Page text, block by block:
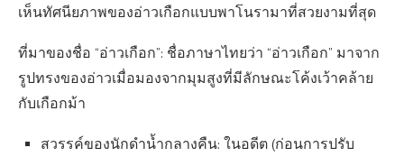
เห็นทัศนียภาพของอ่าวเกือกแบบพาโนรามาที่สวยงามที่สุด
ที่มาของชื่อ “อ่าวเกือก”: ชื่อภาษาไทยว่า “อ่าวเกือก” มาจาก
รูปทรงของอ่าวเมื่อมองจากมุมสูงที่มีลักษณะโค้งเว้าคล้าย
กับเกือกม้า
สวรรค์ของนักดำน้ำกลางคืน: ในอดีต (ก่อนการปรับ